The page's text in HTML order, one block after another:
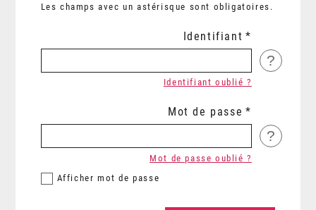
Les champs avec un astérisque sont obligatoires.
Identifiant
?
Identifiant oublié ?
Mot de passe
?
Afficher mot de passe
Mot de passe oublié ?